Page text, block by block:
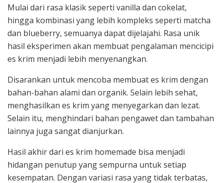
Mulai dari rasa klasik seperti vanilla dan cokelat,
hingga kombinasi yang lebih kompleks seperti matcha
dan blueberry, semuanya dapat dijelajahi. Rasa unik
hasil eksperimen akan membuat pengalaman mencicipi
es krim menjadi lebih menyenangkan.
Disarankan untuk mencoba membuat es krim dengan
bahan-bahan alami dan organik. Selain lebih sehat,
menghasilkan es krim yang menyegarkan dan lezat.
Selain itu, menghindari bahan pengawet dan tambahan
lainnya juga sangat dianjurkan.
Hasil akhir dari es krim homemade bisa menjadi
hidangan penutup yang sempurna untuk setiap
kesempatan. Dengan variasi rasa yang tidak terbatas,